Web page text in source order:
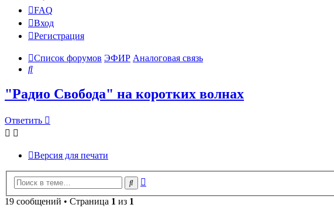
FAQ
Вход
Регистрация
Список форумов ЭФИР Аналоговая связь
Поиск
"Радио Свобода" на коротких волнах
Ответить
Версия для печати
Поиск
19 сообщений • Страница 1 из 1